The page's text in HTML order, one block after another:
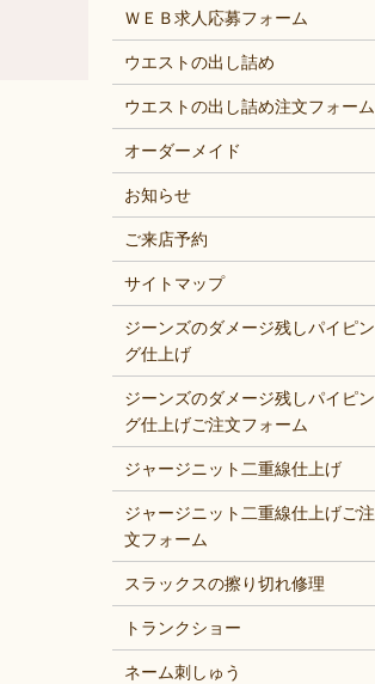
ＷＥＢ求人応募フォーム
ウエストの出し詰め
ウエストの出し詰め注文フォーム
オーダーメイド
お知らせ
ご来店予約
サイトマップ
ジーンズのダメージ残しパイピン
グ仕上げ
ジーンズのダメージ残しパイピン
グ仕上げご注文フォーム
ジャージニット二重線仕上げ
ジャージニット二重線仕上げご注
文フォーム
スラックスの擦り切れ修理
トランクショー
ネーム刺しゅう